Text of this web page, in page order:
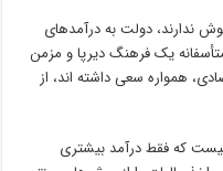
ندارند، دولت به درآمد‌های
یک فرهنگ دیرپا و مزمن
همواره سعی داشته اند، از
که فقط درآمد بیشتری